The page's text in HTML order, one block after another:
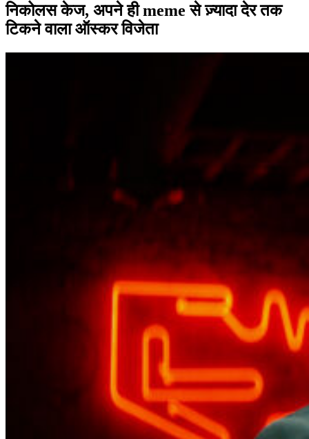
निकोलस केज, अपने ही meme से ज़्यादा देर तक
टिकने वाला ऑस्कर विजेता